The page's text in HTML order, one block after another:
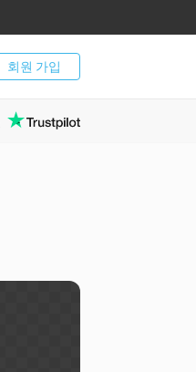
회원 가입